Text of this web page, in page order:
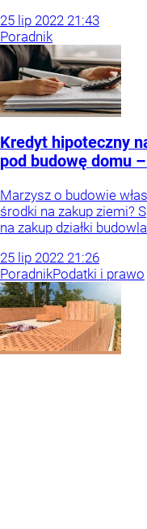
25 lip 2022 21:43
Poradnik
Kredyt hipoteczny
pod budowę domu
Marzysz o budowie
środki na zakup ziemi?
na zakup działki
25 lip 2022 21:26
PoradnikPodatki i prawo